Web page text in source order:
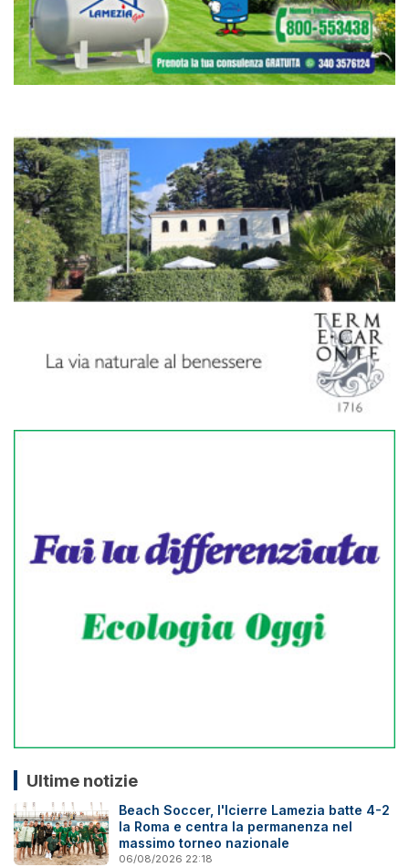
Ultime notizie
Beach Soccer, l'Icierre Lamezia batte 4-2
la Roma e centra la permanenza nel
massimo torneo nazionale
06/08/2026 22:18